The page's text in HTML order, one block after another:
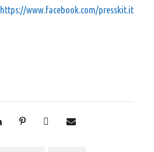
https://www.facebook.com/presskit.it